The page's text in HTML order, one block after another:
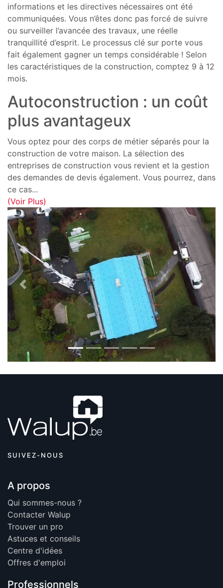
informations et les directives nécessaires ont été
communiquées. Vous n’êtes donc pas forcé de suivre
ou surveiller l’avancée des travaux, une réelle
tranquillité d’esprit. Le processus clé sur porte vous
fait également gagner un temps considérable ! Selon
les caractéristiques de la construction, comptez 9 à 12
mois.
Autoconstruction : un coût
plus avantageux
Vous optez pour des corps de métier séparés pour la
construction de votre maison. La sélection des
entreprises de construction vous revient et la gestion
des demandes de devis également. Vous pourrez, dans
ce cas...
(Voir Plus)
Previous Next
SUIVEZ-NOUS
A propos
Qui sommes-nous ?
Contacter Walup
Trouver un pro
Astuces et conseils
Centre d'idées
Offres d'emploi
Professionnels